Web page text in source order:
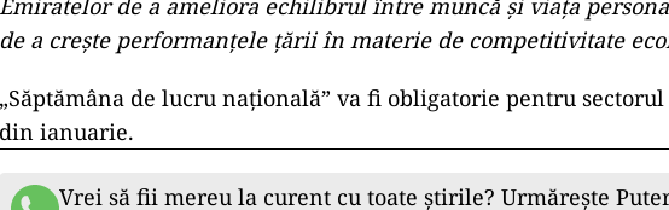
de a creşte performanţele ţării în materie de competitivitate